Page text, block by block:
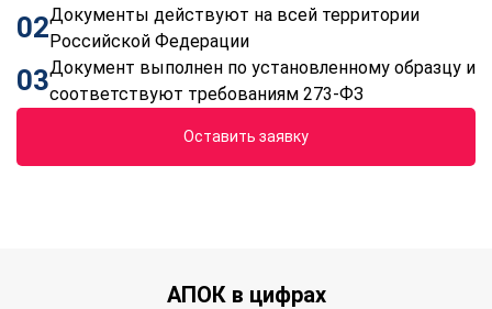
02Документы действуют на всей территории
Российской Федерации
03Документ выполнен по установленному образцу и
соответствуют требованиям 273-ФЗ
Оставить заявку
АПОК в цифрах